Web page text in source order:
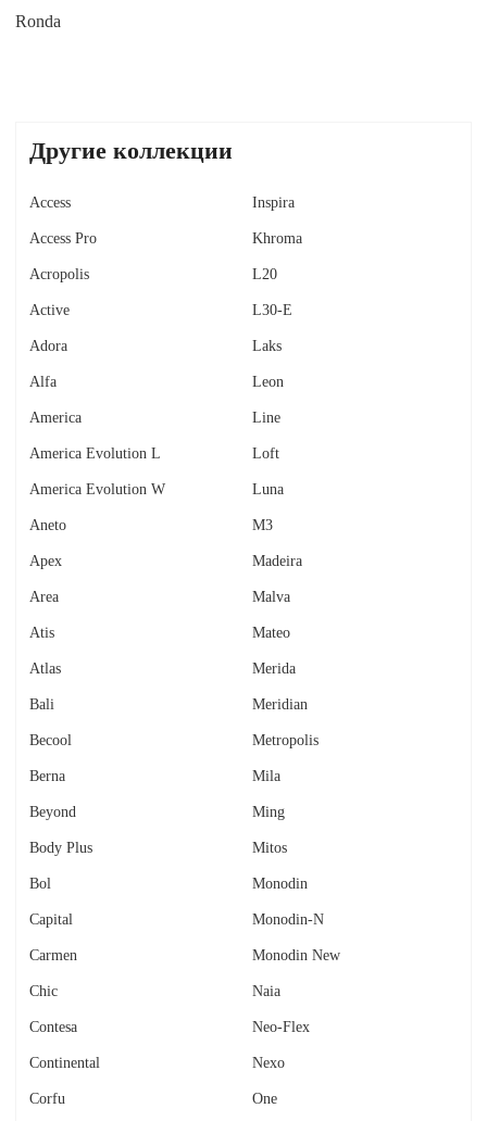
Ronda
Другие коллекции
Access
Access Pro
Acropolis
Active
Adora
Alfa
America
America Evolution L
America Evolution W
Aneto
Apex
Area
Atis
Atlas
Bali
Becool
Berna
Beyond
Body Plus
Bol
Capital
Carmen
Chic
Contesa
Continental
Corfu
Inspira
Khroma
L20
L30-E
Laks
Leon
Line
Loft
Luna
M3
Madeira
Malva
Mateo
Merida
Meridian
Metropolis
Mila
Ming
Mitos
Monodin
Monodin-N
Monodin New
Naia
Neo-Flex
Nexo
One